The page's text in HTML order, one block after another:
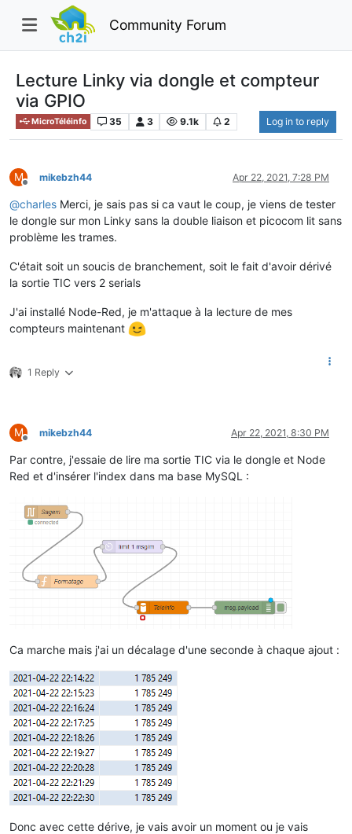
Community Forum
Lecture Linky via dongle et compteur
via GPIO
MicroTéléinfo 35 3 9.1k 2 Log in to reply
M
Offline
mikebzh44 Apr 22, 2021, 7:28 PM
@charles Merci, je sais pas si ca vaut le coup, je viens de tester
le dongle sur mon Linky sans la double liaison et picocom lit sans
problème les trames.
C'était soit un soucis de branchement, soit le fait d'avoir dérivé
la sortie TIC vers 2 serials
J'ai installé Node-Red, je m'attaque à la lecture de mes
compteurs maintenant
1 Reply
M
Offline
mikebzh44 Apr 22, 2021, 8:30 PM
Par contre, j'essaie de lire ma sortie TIC via le dongle et Node
Red et d'insérer l'index dans ma base MySQL :
Ca marche mais j'ai un décalage d'une seconde à chaque ajout :
Donc avec cette dérive, je vais avoir un moment ou je vais